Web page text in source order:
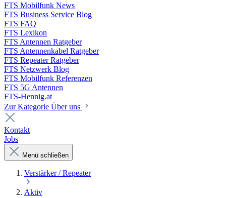
FTS Mobilfunk News
FTS Business Service Blog
FTS FAQ
FTS Lexikon
FTS Antennen Ratgeber
FTS Antennenkabel Ratgeber
FTS Repeater Ratgeber
FTS Netzwerk Blog
FTS Mobilfunk Referenzen
FTS 5G Antennen
FTS-Hennig.at
Zur Kategorie Über uns
Kontakt
Jobs
Menü schließen
Verstärker / Repeater
Aktiv